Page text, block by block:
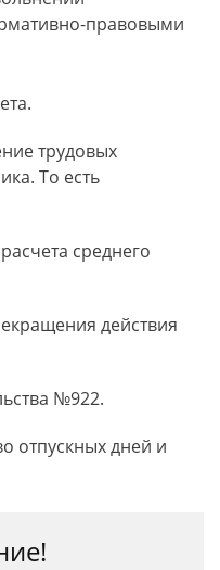
правовыми
трудовых
То есть
среднего
действия
№922.
отпускных дней и